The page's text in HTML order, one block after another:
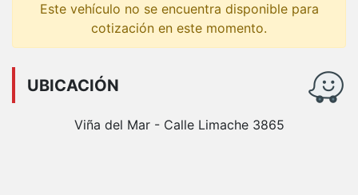
Este vehículo no se encuentra disponible para
cotización en este momento.
UBICACIÓN
Viña del Mar - Calle Limache 3865